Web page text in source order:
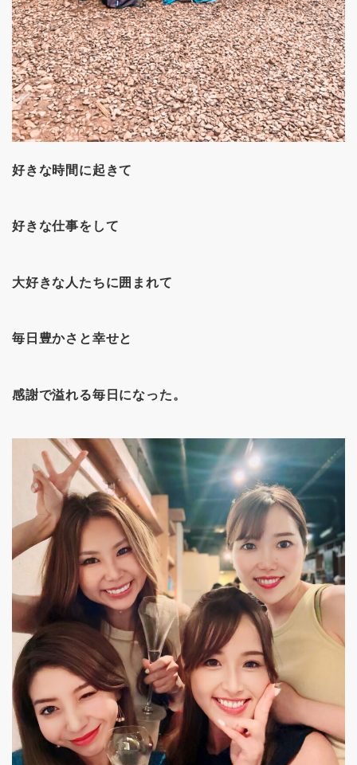
好きな時間に起きて
好きな仕事をして
大好きな人たちに囲まれて
毎日豊かさと幸せと
感謝で溢れる毎日になった。